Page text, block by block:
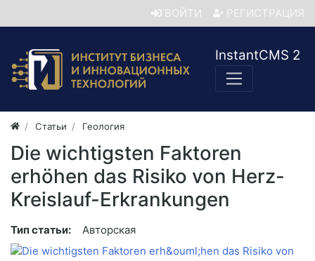
ВОЙТИ РЕГИСТРАЦИЯ
InstantCMS 2
Статьи Геология
Die wichtigsten Faktoren
erhöhen das Risiko von Herz-
Kreislauf-Erkrankungen
Тип статьи: Авторская